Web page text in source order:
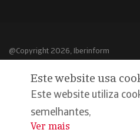
@Copyright 2026, Iberinform
Aviso legal
Política de cookies
Declaração de privacidade
Este website usa
Este website utiliza
semelhantes,
...
Ver mais